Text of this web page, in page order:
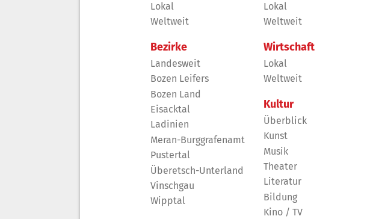
Lokal
Weltweit
Bezirke
Landesweit
Bozen Leifers
Bozen Land
Eisacktal
Ladinien
Meran-Burggrafenamt
Pustertal
Überetsch-Unterland
Vinschgau
Wipptal
Lokal
Weltweit
Wirtschaft
Lokal
Weltweit
Kultur
Überblick
Kunst
Musik
Theater
Literatur
Bildung
Kino / TV